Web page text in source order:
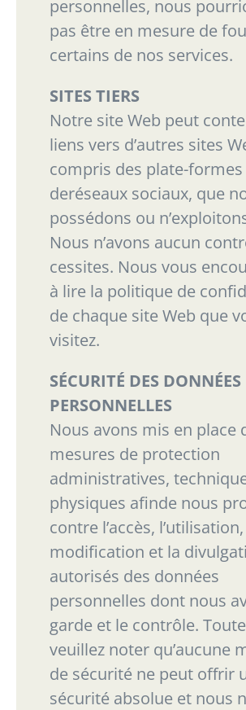
personnelles, nous
pas être en mesure de
certains de nos services.
SITES TIERS
Notre site Web peut
liens vers d’autres sites
compris des plate-formes
deréseaux sociaux, que
possédons ou
Nous n’avons aucun
cessites. Nous vous
à lire la politique de
de chaque site Web que
visitez.
SÉCURITÉ DES DONNÉES
PERSONNELLES
Nous avons mis en place
mesures de protection
administratives,
physiques afinde nous
contre l’accès,
modification et la
autorisés des données
personnelles dont nous
garde et le contrôle.
veuillez noter qu’aucune
de sécurité ne peut offrir
sécurité absolue et nous